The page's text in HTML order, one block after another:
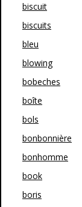
biscuit
biscuits
bleu
blowing
bobeches
boîte
bols
bonbonnière
bonhomme
book
boris